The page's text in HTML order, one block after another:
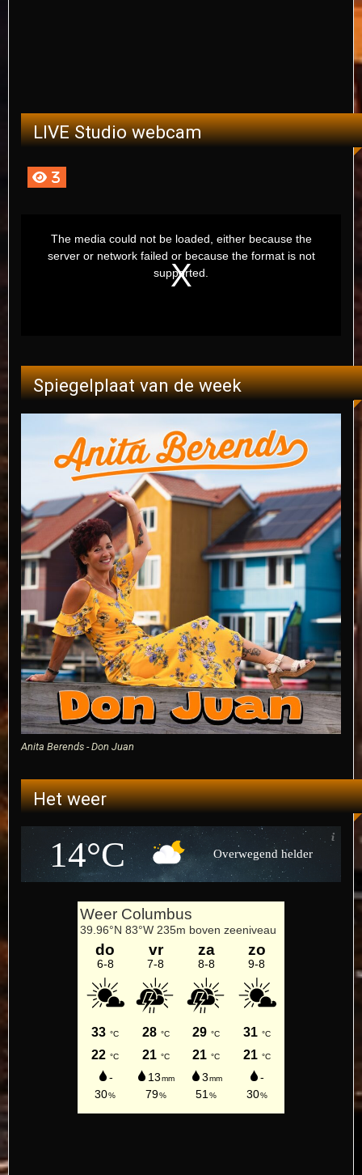
LIVE Studio webcam
Spiegelplaat van de week
Anita Berends - Don Juan
Het weer
14°C Overwegend helder